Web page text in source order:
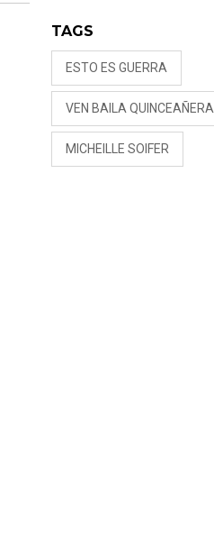
TAGS
ESTO ES GUERRA
VEN BAILA QUINCEAÑERA
MICHEILLE SOIFER